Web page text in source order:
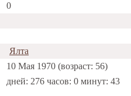
0
Ялта
10 Мая 1970 (возраст: 56)
дней: 276 часов: 0 минут: 43